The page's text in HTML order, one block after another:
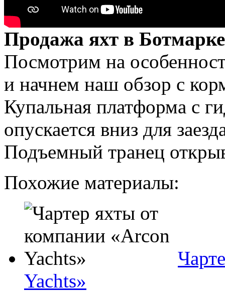
Продажа яхт в
Посмотрим на
и начнем наш обзор с
Купальная платформа с
опускается вниз для
Подъемный транец
Похожие материалы:
Yachts»